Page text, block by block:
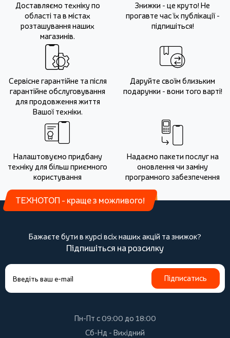
Доставляємо техніку по
області та в містах
розташування наших
магазинів.
Знижки - це круто! Не
прогавте час їх публікації -
підпишіться!
Сервісне гарантійне та після
гарантійне обслуговування
для продовження життя
Вашої техніки.
Даруйте своїм близьким
подарунки - вони того варті!
Налаштовуємо придбану
техніку для більш приємного
користування
Надаємо пакети послуг на
оновлення чи заміну
програмного забезпечення
ТЕХНОТОП - краще з можливого!
Бажаєте бути в курсі всіх наших акцій та знижок?
Підпишіться на розсилку
Підписатись
Пн-Пт с 09:00 до 18:00
Сб-Нд - Вихідний